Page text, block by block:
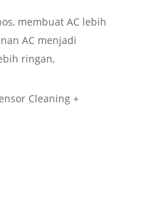
membuat AC lebih
AC menjadi
ringan,
Cleaning +